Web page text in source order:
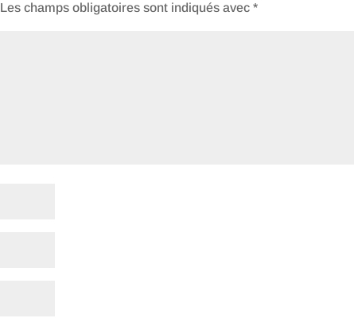
Les champs obligatoires sont indiqués avec*